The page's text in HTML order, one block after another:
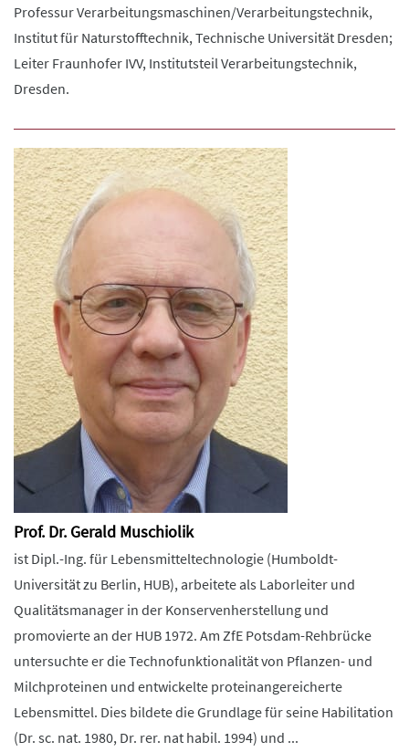
Professur Verarbeitungsmaschinen/Verarbeitungstechnik,
Institut für Naturstofftechnik, Technische Universität Dresden;
Leiter Fraunhofer IVV, Institutsteil Verarbeitungstechnik,
Dresden.
Prof. Dr. Gerald Muschiolik
ist Dipl.-Ing. für Lebensmitteltechnologie (Humboldt-
Universität zu Berlin, HUB), arbeitete als Laborleiter und
Qualitätsmanager in der Konservenherstellung und
promovierte an der HUB 1972. Am ZfE Potsdam-Rehbrücke
untersuchte er die Technofunktionalität von Pflanzen- und
Milchproteinen und entwickelte proteinangereicherte
Lebensmittel. Dies bildete die Grundlage für seine Habilitation
(Dr. sc. nat. 1980, Dr. rer. nat habil. 1994) und ...